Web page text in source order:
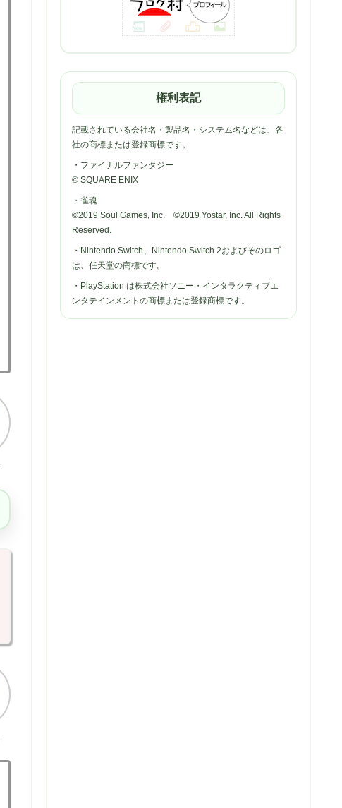
権利表記
記載されている会社名・製品名・システム名などは、各
社の商標または登録商標です。
・ファイナルファンタジー
© SQUARE ENIX
・雀魂
©2019 Soul Games, Inc. ©2019 Yostar, Inc. All Rights
Reserved.
・Nintendo Switch、Nintendo Switch 2およびそのロゴ
は、任天堂の商標です。
・PlayStation は株式会社ソニー・インタラクティブエ
ンタテインメントの商標または登録商標です。